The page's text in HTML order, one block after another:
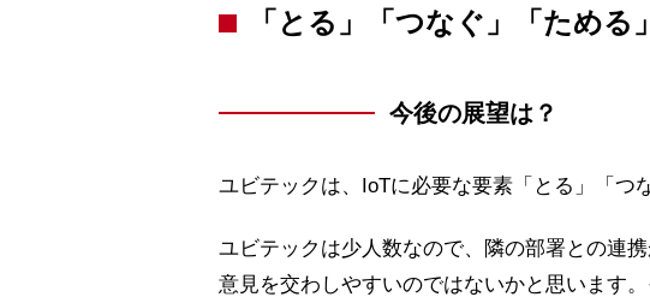
「とる」「つなぐ」「ため
今後の展望は？
ユビテックは、IoTに必要な要素「とる」「つ
ユビテックは少人数なので、隣の部署との連
意見を交わしやすいのではないかと思います